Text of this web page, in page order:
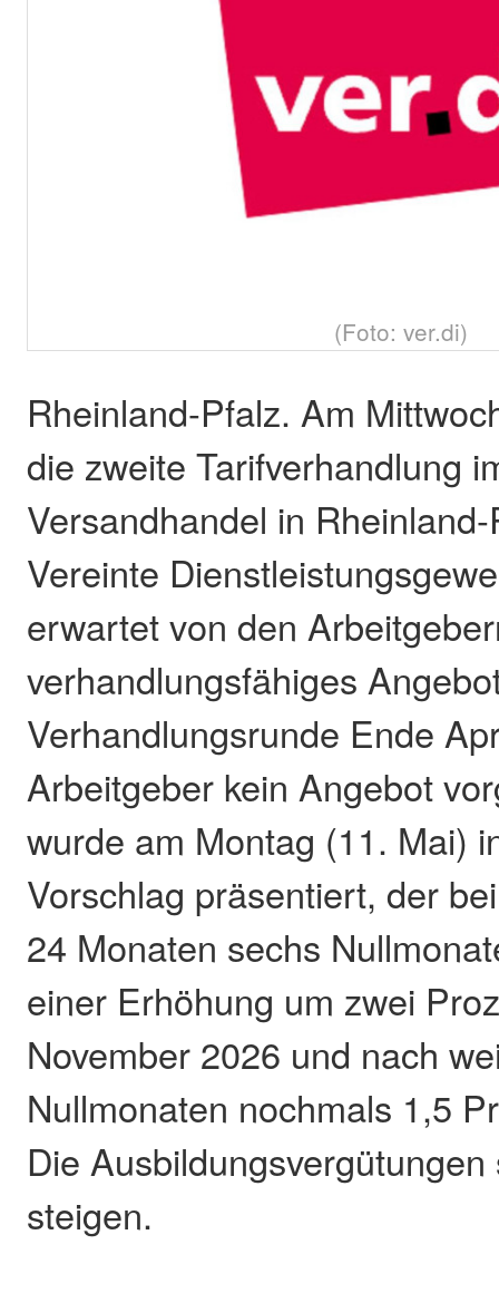
(Foto: ver.di)
Rheinland-Pfalz. Am
die zweite Tarifverhandlung
Versandhandel in
Vereinte
erwartet von den
verhandlungsfähiges
Verhandlungsrunde Ende
Arbeitgeber kein Angebot
wurde am Montag (11. Mai)
Vorschlag präsentiert, der
24 Monaten sechs
einer Erhöhung um zwei
November 2026 und nach
Nullmonaten nochmals 1,5
Die
steigen.